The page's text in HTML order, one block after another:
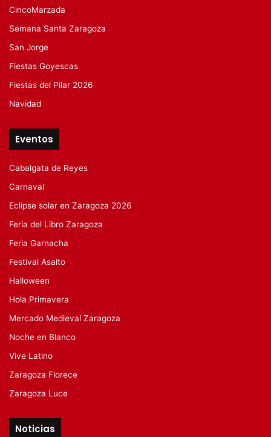
CincoMarzada
Semana Santa Zaragoza
San Jorge
Fiestas Goyescas
Fiestas del Pilar 2026
Navidad
Eventos
Cabalgata de Reyes
Carnaval
Eclipse solar en Zaragoza 2026
Feria del Libro Zaragoza
Feria Garnacha
Festival Asalto
Halloween
Hola Primavera
Mercado Medieval Zaragoza
Noche en Blanco
Vive Latino
Zaragoza Florece
Zaragoza Luce
Noticias